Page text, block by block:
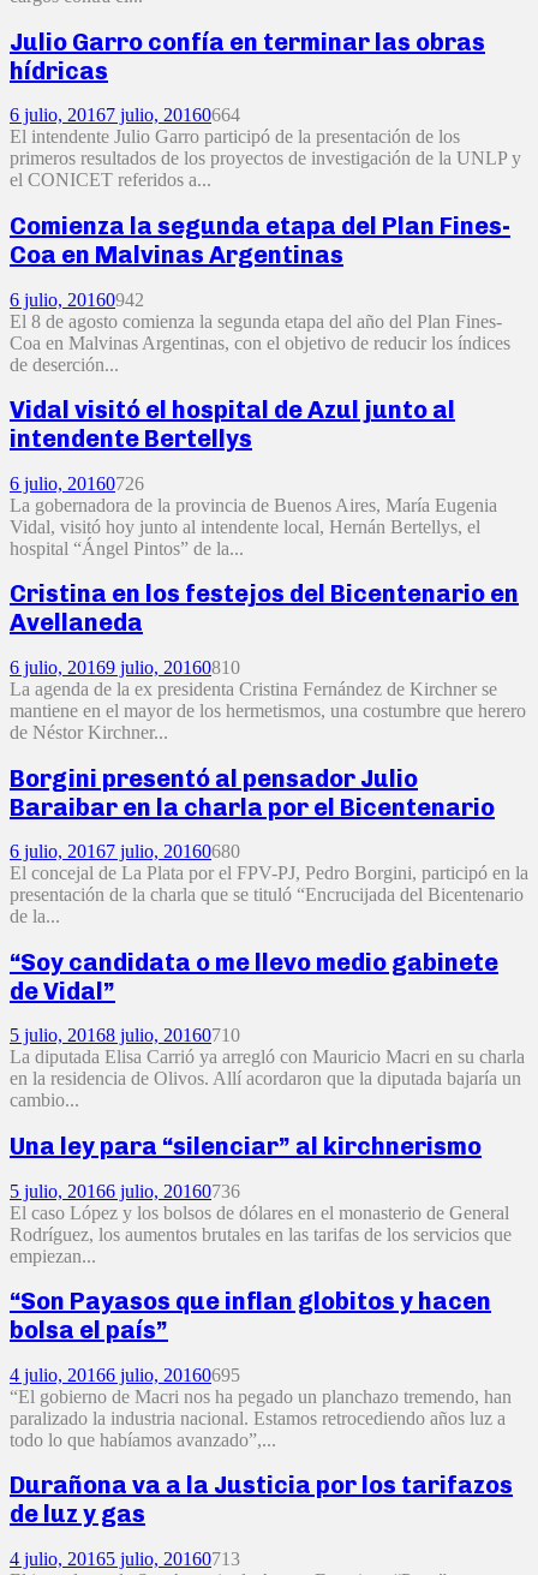
Julio Garro confía en terminar las obras
hídricas
6 julio, 20167 julio, 20160664
El intendente Julio Garro participó de la presentación de los
primeros resultados de los proyectos de investigación de la UNLP y
el CONICET referidos a...
Comienza la segunda etapa del Plan Fines-
Coa en Malvinas Argentinas
6 julio, 20160942
El 8 de agosto comienza la segunda etapa del año del Plan Fines-
Coa en Malvinas Argentinas, con el objetivo de reducir los índices
de deserción...
Vidal visitó el hospital de Azul junto al
intendente Bertellys
6 julio, 20160726
La gobernadora de la provincia de Buenos Aires, María Eugenia
Vidal, visitó hoy junto al intendente local, Hernán Bertellys, el
hospital “Ángel Pintos” de la...
Cristina en los festejos del Bicentenario en
Avellaneda
6 julio, 20169 julio, 20160810
La agenda de la ex presidenta Cristina Fernández de Kirchner se
mantiene en el mayor de los hermetismos, una costumbre que herero
de Néstor Kirchner...
Borgini presentó al pensador Julio
Baraibar en la charla por el Bicentenario
6 julio, 20167 julio, 20160680
El concejal de La Plata por el FPV-PJ, Pedro Borgini, participó en la
presentación de la charla que se tituló “Encrucijada del Bicentenario
de la...
“Soy candidata o me llevo medio gabinete
de Vidal”
5 julio, 20168 julio, 20160710
La diputada Elisa Carrió ya arregló con Mauricio Macri en su charla
en la residencia de Olivos. Allí acordaron que la diputada bajaría un
cambio...
Una ley para “silenciar” al kirchnerismo
5 julio, 20166 julio, 20160736
El caso López y los bolsos de dólares en el monasterio de General
Rodríguez, los aumentos brutales en las tarifas de los servicios que
empiezan...
“Son Payasos que inflan globitos y hacen
bolsa el país”
4 julio, 20166 julio, 20160695
“El gobierno de Macri nos ha pegado un planchazo tremendo, han
paralizado la industria nacional. Estamos retrocediendo años luz a
todo lo que habíamos avanzado”,...
Durañona va a la Justicia por los tarifazos
de luz y gas
4 julio, 20165 julio, 20160713